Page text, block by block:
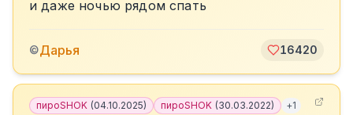
и даже ночью рядом спать
©Дарья 16420
пироSHOK (04.10.2025) пироSHOK (30.03.2022) +1